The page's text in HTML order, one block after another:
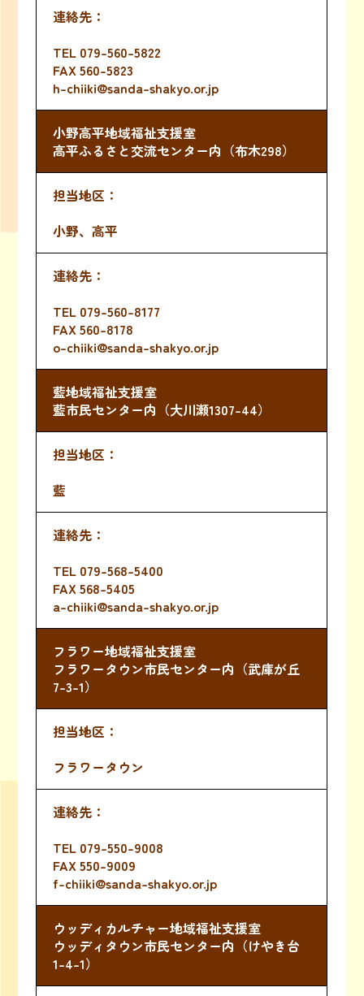
TEL 079-560-5822
FAX 560-5823
h-chiiki@sanda-shakyo.or.jp
小野高平地域福祉支援室
高平ふるさと交流センター内（布木298）
小野、高平
TEL 079-560-8177
FAX 560-8178
o-chiiki@sanda-shakyo.or.jp
藍地域福祉支援室
藍市民センター内（大川瀬1307-44）
藍
TEL 079-568-5400
FAX 568-5405
a-chiiki@sanda-shakyo.or.jp
フラワー地域福祉支援室
フラワータウン市民センター内（武庫が丘
7-3-1）
フラワータウン
TEL 079-550-9008
FAX 550-9009
f-chiiki@sanda-shakyo.or.jp
ウッディカルチャー地域福祉支援室
ウッディタウン市民センター内（けやき台
1-4-1）